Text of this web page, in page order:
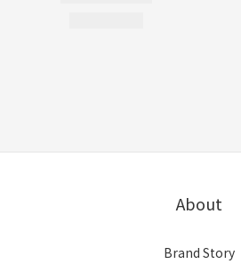
About
Brand Story